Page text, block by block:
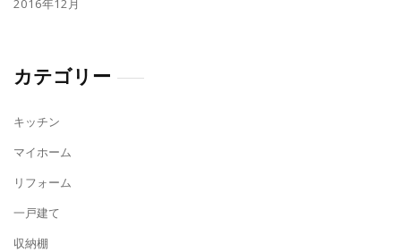
2016年12月
カテゴリー
キッチン
マイホーム
リフォーム
一戸建て
収納棚